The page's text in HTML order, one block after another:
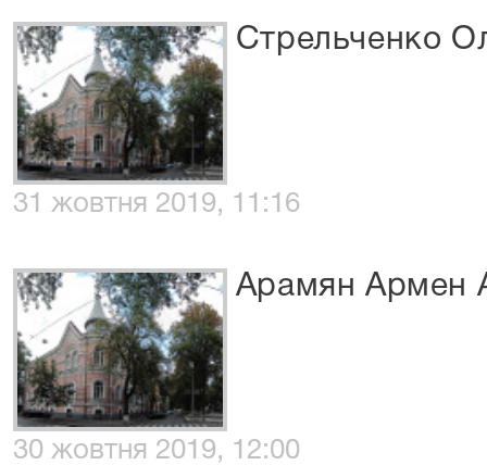
Стрельченко
31 жовтня 2019, 11:16
Арамян Армен
30 жовтня 2019, 12:00